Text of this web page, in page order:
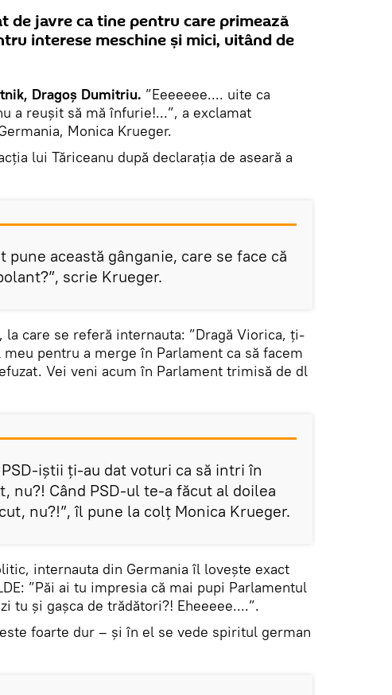
de javre ca tine pentru care primează
interese meschine și mici, uitând de
Dragoș Dumitriu. ”Eeeeeee.... uite ca
a reușit să mă înfurie!...”, a exclamat
Monica Krueger.
lui Tăriceanu după declarația de aseară a
pune această gânganie, care se face că
scrie Krueger.
la care se referă internauta: ”Dragă Viorica, ți-
pentru a merge în Parlament ca să facem
Vei veni acum în Parlament trimisă de dl
PSD-iștii ți-au dat voturi ca să intri în
nu?! Când PSD-ul te-a făcut al doilea
nu?!”, îl pune la colț Monica Krueger.
internauta din Germania îl lovește exact
”Păi ai tu impresia că mai pupi Parlamentul
tu și gașca de trădători?! Eheeeee....”.
foarte dur – și în el se vede spiritul german